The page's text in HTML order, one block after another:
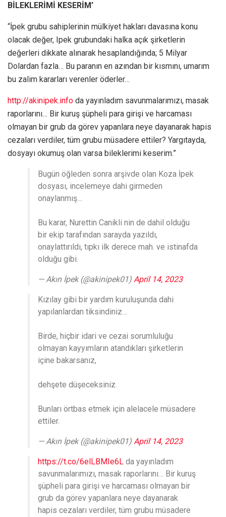
BİLEKLERİMİ KESERİM’
“İpek grubu sahiplerinin mülkiyet hakları davasına konu
olacak değer, Ipek grubundaki halka açık şirketlerin
değerleri dikkate alınarak hesaplandığında; 5 Milyar
Dolardan fazla… Bu paranın en azından bir kısmını, umarım
bu zalim kararları verenler öderler…
http://akinipek.info da yayınladım savunmalarımızı, masak
raporlarını… Bir kuruş şüpheli para girişi ve harcaması
olmayan bir grub da görev yapanlara neye dayanarak hapis
cezaları verdiler, tüm grubu müsadere ettiler? Yargıtayda,
dosyayı okumuş olan varsa bileklerimi keserim.”
Bugün öğleden sonra arşivde olan Koza İpek
dosyası, incelemeye dahi girmeden
onaylanmış…
Bu karar, Nurettin Canikli nin de dahil olduğu
bir ekip tarafından sarayda yazıldı,
onaylattırıldı, tıpkı ilk derece mah. ve istinafda
olduğu gibi.
— Akın İpek (@akinipek01) April 14, 2023
Kızılay gibi bir yardım kuruluşunda dahi
yapılanlardan tiksindiniz…
Birde, hiçbir idari ve cezai sorumluluğu
olmayan kayyımların atandıkları şirketlerin
içine bakarsanız,
dehşete düşeceksiniz.
Bunları örtbas etmek için alelacele müsadere
ettiler.
— Akın İpek (@akinipek01) April 14, 2023
https://t.co/6elLBMIe6L da yayınladım
savunmalarımızı, masak raporlarını… Bir kuruş
şüpheli para girişi ve harcaması olmayan bir
grub da görev yapanlara neye dayanarak
hapis cezaları verdiler, tüm grubu müsadere